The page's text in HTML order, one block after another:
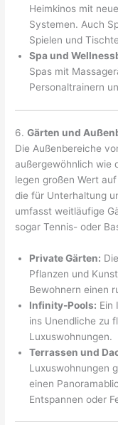
Heimkinos mit
Systemen. Auch
Spielen und
Spa und
Spas mit
Personaltrainern
6.Gärten und
Die Außenbereiche
außergewöhnlich wie
legen großen Wert
die für Unterhaltung
umfasst weitläufige
sogar Tennis- oder
Private Gärten:
Pflanzen und
Bewohnern einen
Infinity-Pools: Ein
ins Unendliche zu
Luxuswohnungen.
Terrassen und
Luxuswohnungen
einen
Entspannen oder